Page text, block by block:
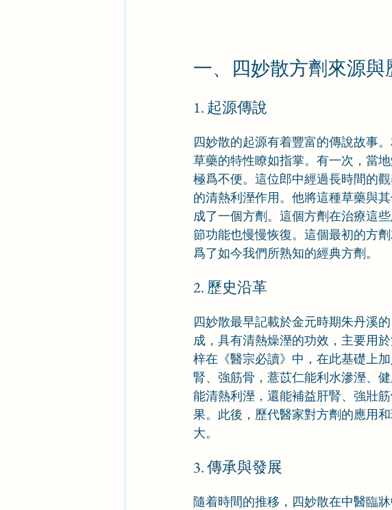
一、四妙散方劑來源與
1. 起源傳說
四妙散的起源有着豐富的傳說故事
草藥的特性瞭如指掌。有一次，當
極爲不便。這位郎中經過長時間的
的清熱利溼作用。他將這種草藥與
成了一個方劑。這個方劑在治療這
節功能也慢慢恢復。這個最初的方
爲了如今我們所熟知的經典方劑。
2. 歷史沿革
四妙散最早記載於金元時期朱丹溪
成，具有清熱燥溼的功效，主要用
梓在《醫宗必讀》中，在此基礎上
腎、強筋骨，薏苡仁能利水滲溼、
能清熱利溼，還能補益肝腎、強壯
果。此後，歷代醫家對方劑的應用
大。
3. 傳承與發展
隨着時間的推移，四妙散在中醫臨